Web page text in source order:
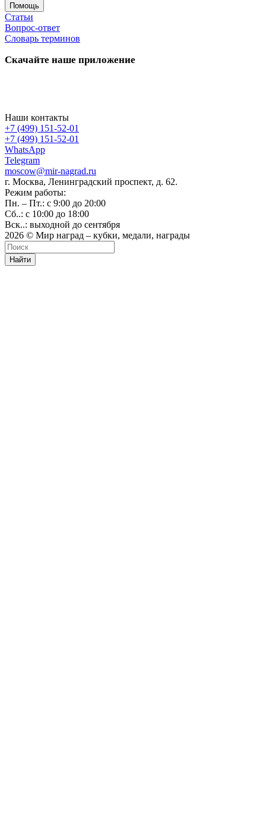
Помощь
Статьи
Вопрос-ответ
Словарь терминов
Скачайте наше приложение
Наши контакты
+7 (499) 151-52-01
+7 (499) 151-52-01
WhatsApp
Telegram
moscow@mir-nagrad.ru
г. Москва, Ленинградский проспект, д. 62.
Режим работы:
Пн. – Пт.: с 9:00 до 20:00
Сб..: с 10:00 до 18:00
Вск..: выходной до сентября
2026 © Мир наград – кубки, медали, награды
Найти